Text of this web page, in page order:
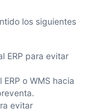
los siguientes
ERP para evitar
o WMS hacia
evitar